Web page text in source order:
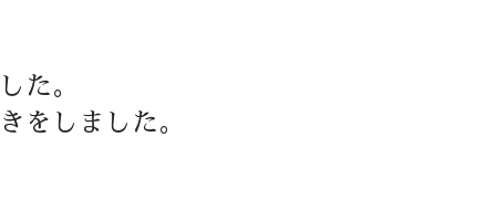
た。
をしました。